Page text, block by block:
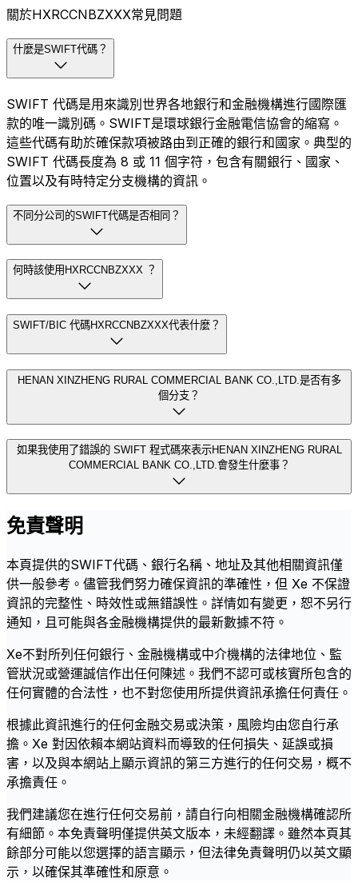
關於HXRCCNBZXXX常見問題
什麼是SWIFT代碼？
SWIFT 代碼是用來識別世界各地銀行和金融機構進行國際匯
款的唯一識別碼。SWIFT是環球銀行金融電信協會的縮寫。
這些代碼有助於確保款項被路由到正確的銀行和國家。典型的
SWIFT 代碼長度為 8 或 11 個字符，包含有關銀行、國家、
位置以及有時特定分支機構的資訊。
不同分公司的SWIFT代碼是否相同？
何時該使用HXRCCNBZXXX ？
SWIFT/BIC 代碼HXRCCNBZXXX代表什麼？
HENAN XINZHENG RURAL COMMERCIAL BANK CO.,LTD.是否有多
個分支？
如果我使用了錯誤的 SWIFT 程式碼來表示HENAN XINZHENG RURAL
COMMERCIAL BANK CO.,LTD.會發生什麼事？
免責聲明
本頁提供的SWIFT代碼、銀行名稱、地址及其他相關資訊僅
供一般參考。儘管我們努力確保資訊的準確性，但 Xe 不保證
資訊的完整性、時效性或無錯誤性。詳情如有變更，恕不另行
通知，且可能與各金融機構提供的最新數據不符。
Xe不對所列任何銀行、金融機構或中介機構的法律地位、監
管狀況或營運誠信作出任何陳述。我們不認可或核實所包含的
任何實體的合法性，也不對您使用所提供資訊承擔任何責任。
根據此資訊進行的任何金融交易或決策，風險均由您自行承
擔。Xe 對因依賴本網站資料而導致的任何損失、延誤或損
害，以及與本網站上顯示資訊的第三方進行的任何交易，概不
承擔責任。
我們建議您在進行任何交易前，請自行向相關金融機構確認所
有細節。本免責聲明僅提供英文版本，未經翻譯。雖然本頁其
餘部分可能以您選擇的語言顯示，但法律免責聲明仍以英文顯
示，以確保其準確性和原意。